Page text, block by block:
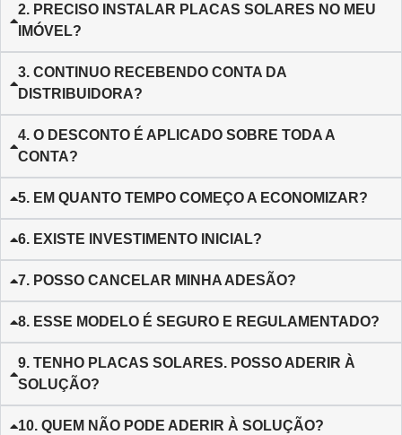
2. PRECISO INSTALAR PLACAS SOLARES NO MEU
IMÓVEL?
3. CONTINUO RECEBENDO CONTA DA
DISTRIBUIDORA?
4. O DESCONTO É APLICADO SOBRE TODA A
CONTA?
5. EM QUANTO TEMPO COMEÇO A ECONOMIZAR?
6. EXISTE INVESTIMENTO INICIAL?
7. POSSO CANCELAR MINHA ADESÃO?
8. ESSE MODELO É SEGURO E REGULAMENTADO?
9. TENHO PLACAS SOLARES. POSSO ADERIR À
SOLUÇÃO?
10. QUEM NÃO PODE ADERIR À SOLUÇÃO?